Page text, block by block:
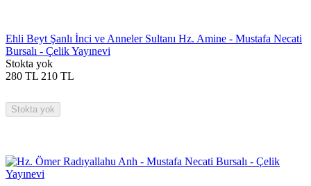
Ehli Beyt Şanlı İnci ve Anneler Sultanı Hz. Amine - Mustafa Necati
Bursalı - Çelik Yayınevi
Stokta yok
280 TL 210 TL
Stokta yok